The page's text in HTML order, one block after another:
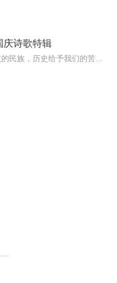
庆诗歌特辑